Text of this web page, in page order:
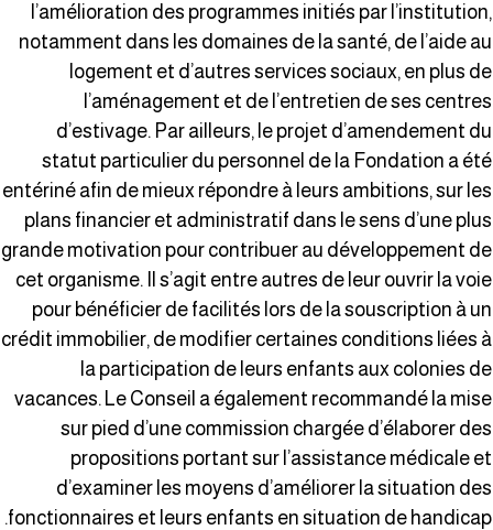
l’amélioration des programmes initiés par
notamment dans les domaines de la santé, de l’aide
logement et d’autres services sociaux, en plus
l’aménagement et de l’entretien de ses
d’estivage. Par ailleurs, le projet d’amendement
statut particulier du personnel de la Fondation a
entériné afin de mieux répondre à leurs ambitions, sur
plans financier et administratif dans le sens d’une
grande motivation pour contribuer au développement
cet organisme. Il s’agit entre autres de leur ouvrir la
pour bénéficier de facilités lors de la souscription à
crédit immobilier, de modifier certaines conditions liées
la participation de leurs enfants aux colonies
vacances. Le Conseil a également recommandé la
sur pied d’une commission chargée d’élaborer
propositions portant sur l’assistance médicale
d’examiner les moyens d’améliorer la situation
fonctionnaires et leurs enfants en situation de